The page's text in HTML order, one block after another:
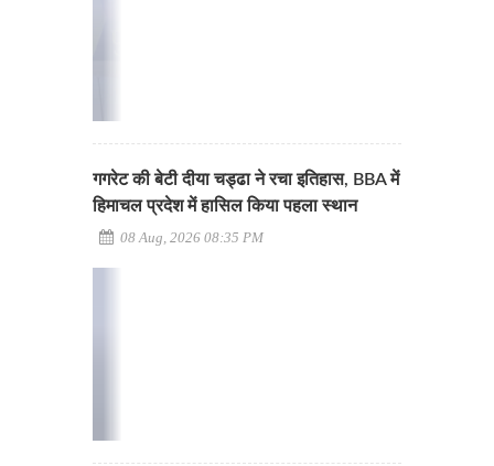
गगरेट की बेटी दीया चड्ढा ने रचा इतिहास, BBA में
हिमाचल प्रदेश में हासिल किया पहला स्थान
08 Aug, 2026 08:35 PM